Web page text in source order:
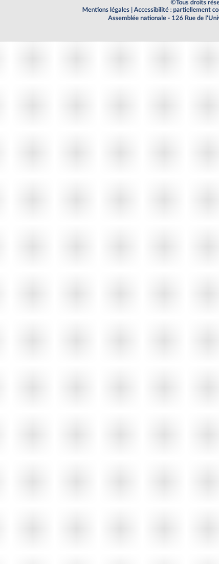
©Tous droits
Mentions légales
Accessibilité : partiellement
Assemblée nationale - 126 Rue de